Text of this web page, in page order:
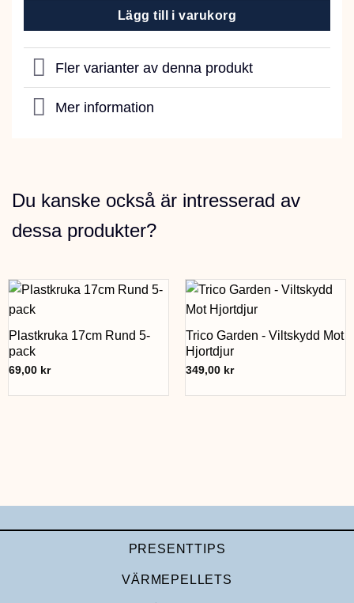
Lägg till i varukorg
Fler varianter av denna produkt
Mer information
Du kanske också är intresserad av
dessa produkter?
Plastkruka 17cm Rund 5-
pack
69,00 kr
Trico Garden - Viltskydd Mot
Hjortdjur
349,00 kr
PRESENTTIPS
VÄRMEPELLETS